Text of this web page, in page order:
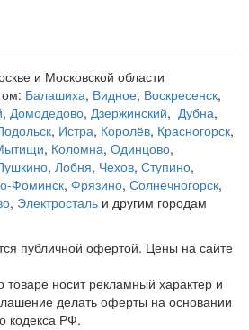
и Московской области
Балашиха, Видное, Воскресенск,
, Домодедово, Дзержинский, Дубна,
, Истра, Королёв, Красногорск,
, Коломна, Одинцово,
, Лобня, Чехов, Ступино,
Фоминск, Фрязино, Солнечногорск,
, Электросталь и другим городам
публичной офертой. Цены на сайте
носит рекламный характер и
делать оферты на основании
кодекса РФ.